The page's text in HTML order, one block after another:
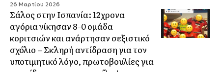
26 Μαρτίου 2026
Σάλος στην Ισπανία: 12χρονα
αγόρια νίκησαν 8-0 ομάδα
κοριτσιών και ανάρτησαν σεξιστικό
σχόλιο – Σκληρή αντίδραση για τον
υποτιμητικό λόγο, πρωτοβουλίες για